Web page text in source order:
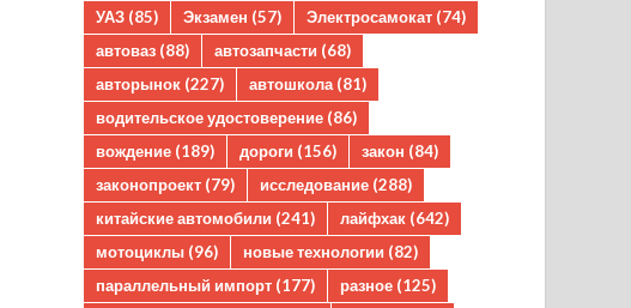
УАЗ (85) Экзамен (57) Электросамокат (74)
автоваз (88) автозапчасти (68)
авторынок (227) автошкола (81)
водительское удостоверение (86)
вождение (189) дороги (156) закон (84)
законопроект (79) исследование (288)
китайские автомобили (241) лайфхак (642)
мотоциклы (96) новые технологии (82)
параллельный импорт (177) разное (125)